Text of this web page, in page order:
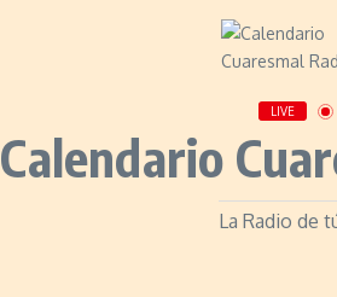
LIVE
Calendario
La Radio de